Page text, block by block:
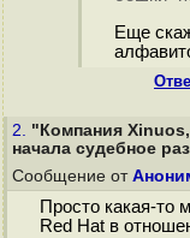
Еще
2. "Компания
начала судебное
Сообщение от
Просто какая-то
Red Hat в